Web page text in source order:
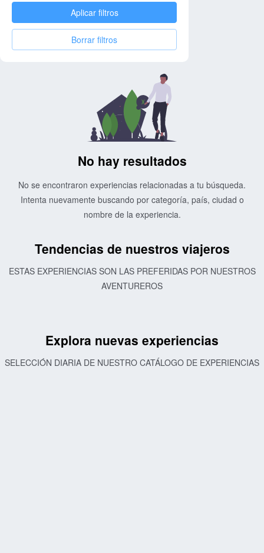
Aplicar filtros
Borrar filtros
No hay resultados
No se encontraron experiencias relacionadas a tu búsqueda.
Intenta nuevamente buscando por categoría, país, ciudad o
nombre de la experiencia.
Tendencias de nuestros viajeros
ESTAS EXPERIENCIAS SON LAS PREFERIDAS POR NUESTROS
AVENTUREROS
Explora nuevas experiencias
SELECCIÓN DIARIA DE NUESTRO CATÁLOGO DE EXPERIENCIAS